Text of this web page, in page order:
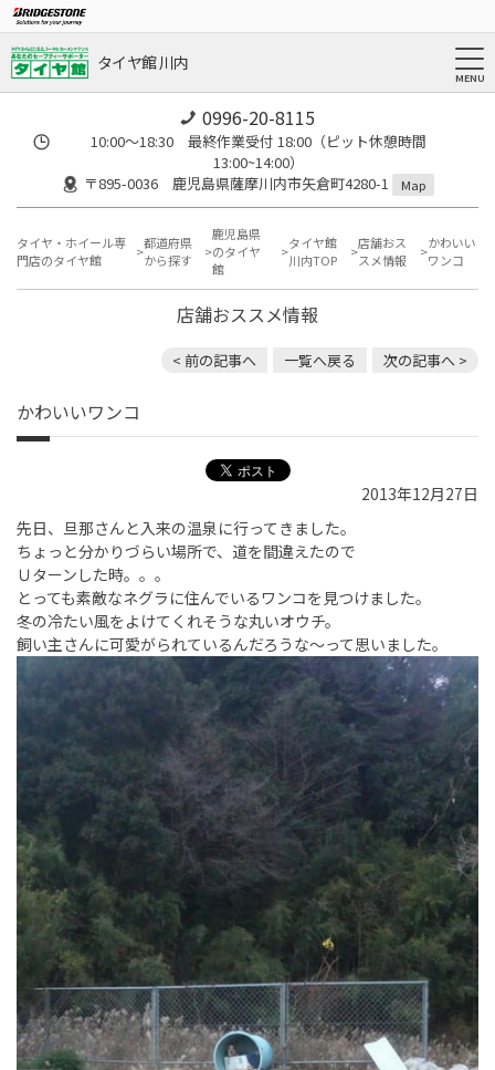
タイヤ館 川内
0996-20-8115
10:00～18:30 最終作業受付 18:00（ピット休憩時間
13:00~14:00）
〒895-0036 鹿児島県薩摩川内市矢倉町4280-1
Map
タイヤ・ホイール専
門店のタイヤ館
都道府県
から探す
鹿児島県
のタイヤ
館
タイヤ館
川内TOP
店舗おス
スメ情報
かわいい
ワンコ
店舗おススメ情報
< 前の記事へ 一覧へ戻る 次の記事へ >
かわいいワンコ
2013年12月27日
先日、旦那さんと入来の温泉に行ってきました。
ちょっと分かりづらい場所で、道を間違えたので
Ｕターンした時。。。
とっても素敵なネグラに住んでいるワンコを見つけました。
冬の冷たい風をよけてくれそうな丸いオウチ。
飼い主さんに可愛がられているんだろうな～って思いました。